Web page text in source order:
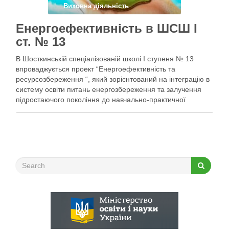
Виховна діяльність
Енергоефективність в ШСШ І
ст. № 13
В Шосткинській спеціалізованій школі І ступеня № 13
впроваджується проект “Енергоефективність та
ресурсозбереження “, який зорієнтований на інтеграцію в
систему освіти питань енергозбереження та залучення
підростаючого покоління до навчально-практичної